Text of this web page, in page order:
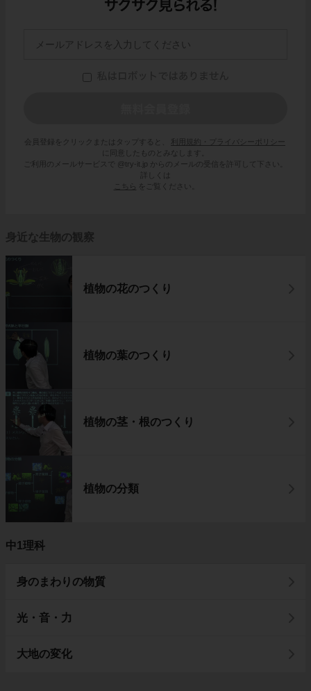
会員登録をクリックまたはタップすると、
利用規約・プライバシーポリシー
に同意したものとみなします。
ご利用のメールサービスで @try-it.jp からのメールの受信を許可して下さい。
詳しくは
こちら
をご覧ください。
身近な生物の観察
植物の花のつくり
植物の葉のつくり
植物の茎・根のつくり
植物の分類
中1理科
身のまわりの物質
光・音・力
大地の変化